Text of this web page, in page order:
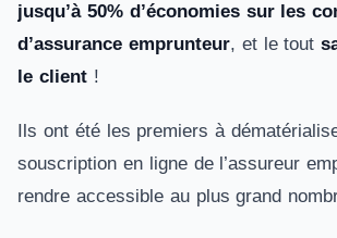
jusqu’à 50% d’économies sur les
d’assurance emprunteur, et le tout
le client!
Ils ont été les premiers à
souscription en ligne de l’assureur
rendre accessible au plus grand